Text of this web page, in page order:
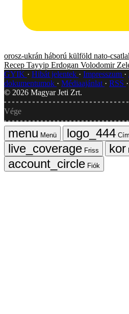
orosz-ukrán háború külföld nato-
Recep Tayyip Erdogan Volodomir
GYIK
Hibát jelentek Impresszum
dokumentumok
Médiaajánlat RSS
© 2026 Magyar Jeti Zrt.
Vége
Menü
Friss
Fiók